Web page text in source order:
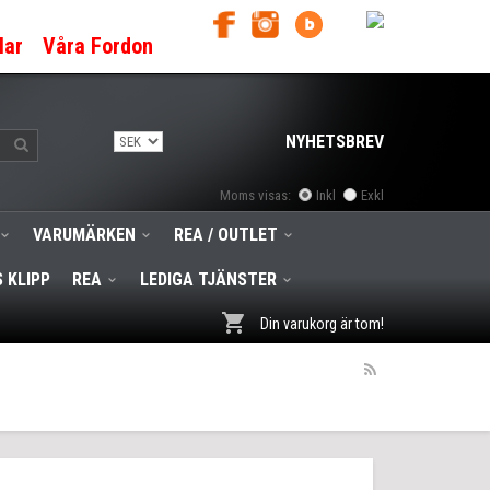
Våra Fordon
NYHETSBREV
Moms visas: Inkl Exkl
VARUMÄRKEN REA / OUTLET
KLIPP REA LEDIGA TJÄNSTER
Din varukorg är tom!